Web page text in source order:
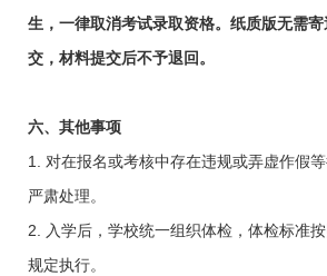
生，一律取消考试录取资格。纸质版无需
交，材料提交后不予退回。
六、 其他事项
1. 对在报名或考核中存在违规或弄虚作假
严肃处理。
2. 入学后，学校统一组织体检，体检标准
规定执行。